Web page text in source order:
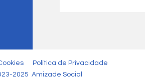
Política de Privacidade
2025 Amizade Social